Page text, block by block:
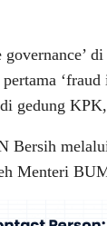
‘fraud
gedung
Bersih
Menteri